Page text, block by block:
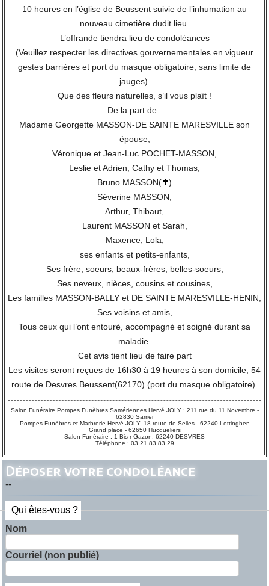
10 heures en l’église de Beussent suivie de l’inhumation au
nouveau cimetière dudit lieu.
L’offrande tiendra lieu de condoléances
(Veuillez respecter les directives gouvernementales en vigueur
gestes barrières et port du masque obligatoire, sans limite de
jauges).
Que des fleurs naturelles, s’il vous plaît !
De la part de :
Madame Georgette MASSON-DE SAINTE MARESVILLE son
épouse,
Véronique et Jean-Luc POCHET-MASSON,
Leslie et Adrien, Cathy et Thomas,
Bruno MASSON(✝)
Séverine MASSON,
Arthur, Thibaut,
Laurent MASSON et Sarah,
Maxence, Lola,
ses enfants et petits-enfants,
Ses frère, soeurs, beaux-frères, belles-soeurs,
Ses neveux, nièces, cousins et cousines,
Les familles MASSON-BALLY et DE SAINTE MARESVILLE-HENIN,
Ses voisins et amis,
Tous ceux qui l’ont entouré, accompagné et soigné durant sa
maladie.
Cet avis tient lieu de faire part
Les visites seront reçues de 16h30 à 19 heures à son domicile, 54
route de Desvres Beussent(62170) (port du masque obligatoire).
Salon Funéraire Pompes Funèbres Samériennes Hervé JOLY : 211 rue du 11 Novembre -
62830 Samer
Pompes Funèbres et Marbrerie Hervé JOLY, 18 route de Selles - 62240 Lottinghen
Grand place - 62650 Hucqueliers
Salon Funéraire : 1 Bis r Gazon, 62240 DESVRES
Téléphone : 03 21 83 83 29
Déposer votre condoléance
--
Qui êtes-vous ?
Nom
Courriel (non publié)